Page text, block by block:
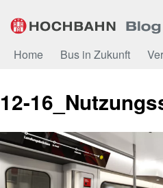
Inhalt
Home Bus in Zukunft
12-